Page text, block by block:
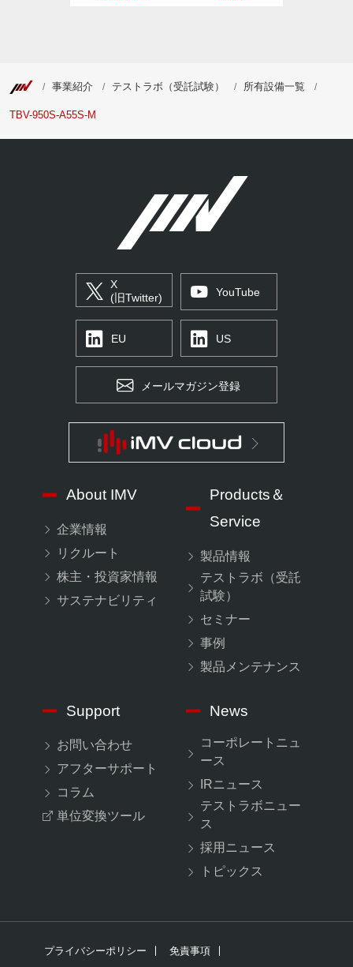
事業紹介 テストラボ（受託試験） 所有設備一覧
TBV-950S-A55S-M
X
(旧Twitter)
YouTube
EU US
メールマガジン登録
About IMV
企業情報
リクルート
株主・投資家情報
サステナビリティ
Products＆
Service
製品情報
テストラボ（受託
試験）
セミナー
事例
製品メンテナンス
Support
お問い合わせ
アフターサポート
コラム
単位変換ツール
News
コーポレートニュ
ース
IRニュース
テストラボニュー
ス
採用ニュース
トピックス
プライバシーポリシー 免責事項